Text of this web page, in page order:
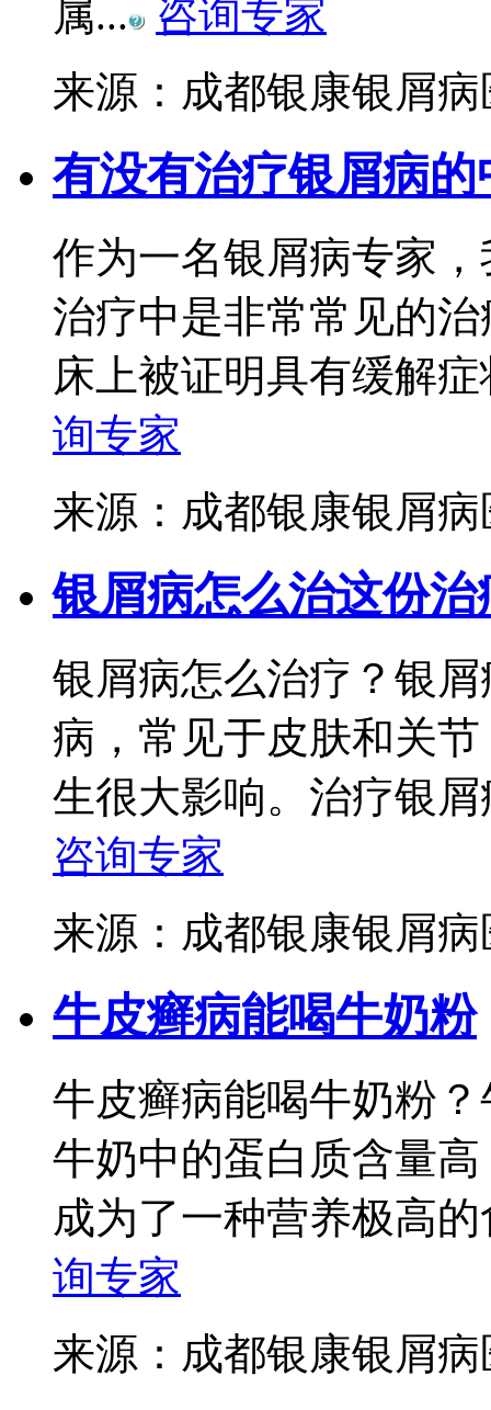
属...
咨询专家
来源：成都银康银屑
有没有治疗银屑病的
作为一名银屑病专家
治疗中是非常常见的
床上被证明具有缓解
询专家
来源：成都银康银屑
银屑病怎么治这份治
银屑病怎么治疗？银
病，常见于皮肤和关
生很大影响。治疗银
咨询专家
来源：成都银康银屑
牛皮癣病能喝牛奶粉
牛皮癣病能喝牛奶粉
牛奶中的蛋白质含量
成为了一种营养极高
询专家
来源：成都银康银屑